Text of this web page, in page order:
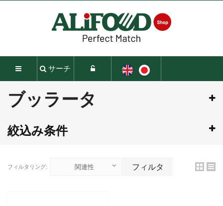
サーチ
ブッラータ
絞込み条件
フィルタリング: 関連性 フィルタ